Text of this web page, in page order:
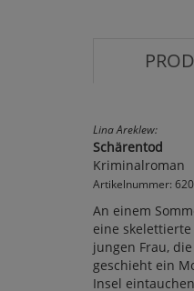
Lina Areklew:
Schärentod
Kriminalroman
Artikelnummer:
An einem
eine
jungen Frau,
geschieht ein
Insel